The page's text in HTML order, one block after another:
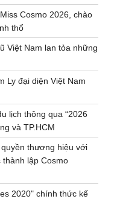
Cosmo 2026, chào
thổ
Việt Nam lan tỏa những
Ly đại diện Việt Nam
lịch thông qua “2026
và TP.HCM
thương hiệu với
lập Cosmo
2020" chính thức kế